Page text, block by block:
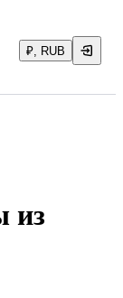
₽, RUB
из